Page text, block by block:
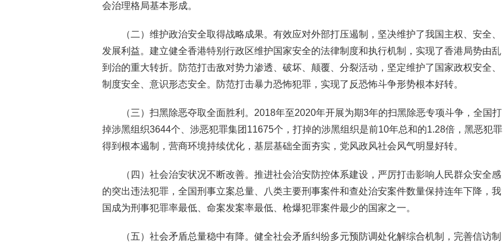
会治理格局基本形成。
（二）维护政治安全取得战略成果。有效应对外部打压遏制，坚决维护了我国主权、安全、
发展利益。建立健全香港特别行政区维护国家安全的法律制度和执行机制，实现了香港局势由乱
到治的重大转折。防范打击敌对势力渗透、破坏、颠覆、分裂活动，坚定维护了国家政权安全、
制度安全、意识形态安全。防范打击暴力恐怖犯罪，实现了反恐怖斗争形势根本好转。
（三）扫黑除恶夺取全面胜利。2018年至2020年开展为期3年的扫黑除恶专项斗争，全国打
掉涉黑组织3644个、涉恶犯罪集团11675个，打掉的涉黑组织是前10年总和的1.28倍，黑恶犯罪
得到根本遏制，营商环境持续优化，基层基础全面夯实，党风政风社会风气明显好转。
（四）社会治安状况不断改善。推进社会治安防控体系建设，严厉打击影响人民群众安全感
的突出违法犯罪，全国刑事立案总量、八类主要刑事案件和查处治安案件数量保持连年下降，我
国成为刑事犯罪率最低、命案发案率最低、枪爆犯罪案件最少的国家之一。
（五）社会矛盾总量稳中有降。健全社会矛盾纠纷多元预防调处化解综合机制，完善信访制